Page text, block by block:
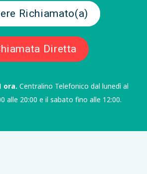
Richiamato(a)
Diretta
ora. Centralino Telefonico dal lunedì al
alle 20:00 e il sabato fino alle 12:00.